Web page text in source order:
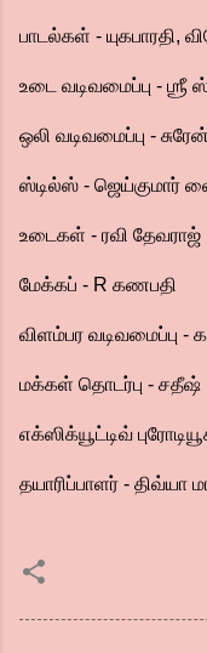
பாடல்கள் - யுகபாரதி,
உடை வடிவமைப்பு - ஶ்ரீ
ஒலி வடிவமைப்பு -
ஸ்டில்ஸ் - ஜெய்குமார்
உடைகள் - ரவி தேவராஜ்
மேக்கப் - R கணபதி
விளம்பர வடிவமைப்பு
மக்கள் தொடர்பு - சதீஷ்
எக்ஸிக்யூட்டிவ்
தயாரிப்பாளர் - திவ்யா